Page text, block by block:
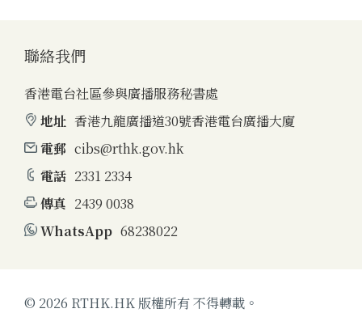
聯絡我們
香港電台社區參與廣播服務秘書處
地址 香港九龍廣播道30號香港電台廣播大廈
電郵 cibs@rthk.gov.hk
電話 2331 2334
傳真 2439 0038
WhatsApp 68238022
© 2026 RTHK.HK 版權所有 不得轉載。